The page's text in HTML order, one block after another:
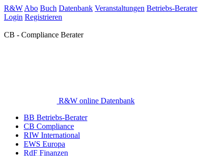
R&W Abo Buch Datenbank Veranstaltungen Betriebs-Berater
Login Registrieren
CB - Compliance Berater
R&W online Datenbank
BB Betriebs-Berater
CB Compliance
RIW International
EWS Europa
RdF Finanzen